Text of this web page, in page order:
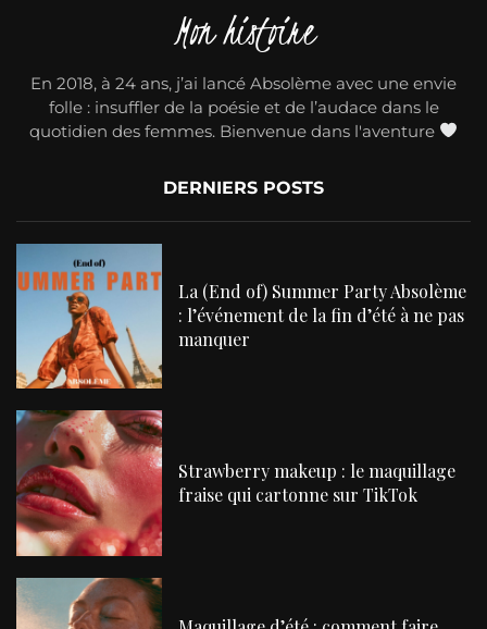
Mon histoire
En 2018, à 24 ans, j’ai lancé Absolème avec une envie
folle : insuffler de la poésie et de l’audace dans le
quotidien des femmes. Bienvenue dans l'aventure
DERNIERS POSTS
La (End of) Summer Party Absolème
: l’événement de la fin d’été à ne pas
manquer
Strawberry makeup : le maquillage
fraise qui cartonne sur TikTok